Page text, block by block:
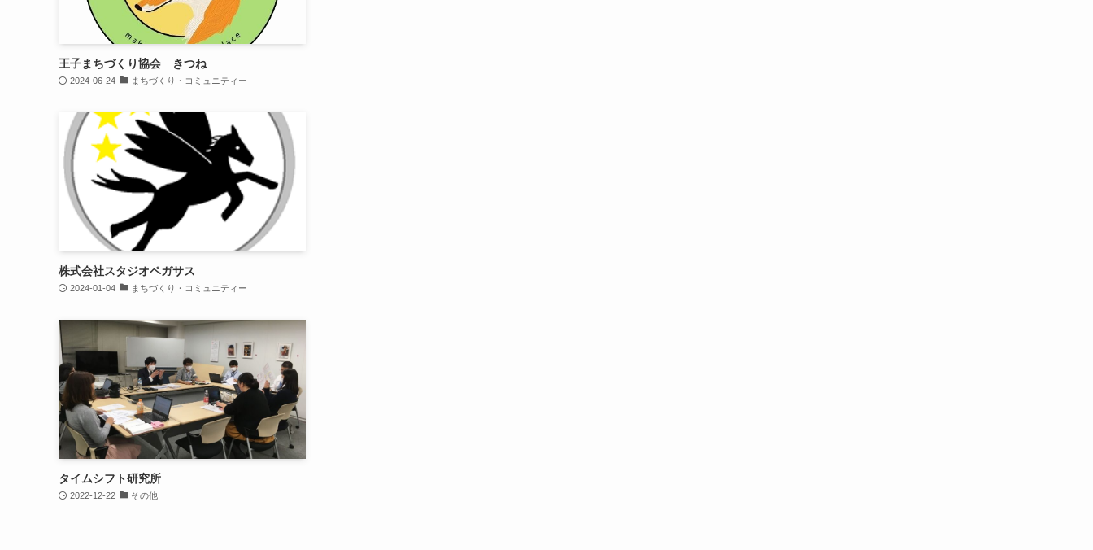
王子まちづくり協会 きつね
2024-06-24 まちづくり・コミュニティー
株式会社スタジオペガサス
2024-01-04 まちづくり・コミュニティー
タイムシフト研究所
2022-12-22 その他